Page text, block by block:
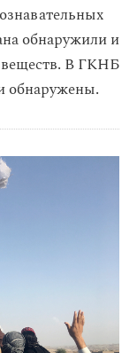
обнаружили и
веществ. В ГКНБ
обнаружены.